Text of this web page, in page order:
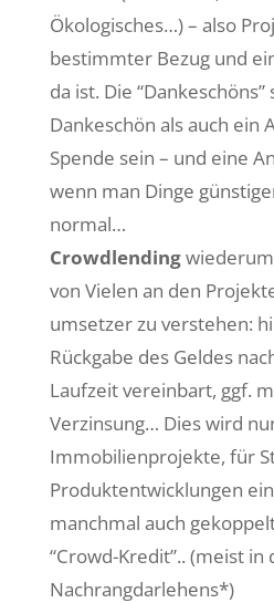
Ökologisches…) – also
bestimmter Bezug und
da ist. Die
Dankeschön als auch ein
Spende sein – und eine
wenn man Dinge
normal…
Crowdlendingwiederum
von Vielen an den
umsetzer zu verstehen:
Rückgabe des Geldes
Laufzeit vereinbart, ggf.
Verzinsung… Dies wird
Immobilienprojekte, für
Produktentwicklungen
manchmal auch
“Crowd-Kredit”.. (meist
Nachrangdarlehens*)